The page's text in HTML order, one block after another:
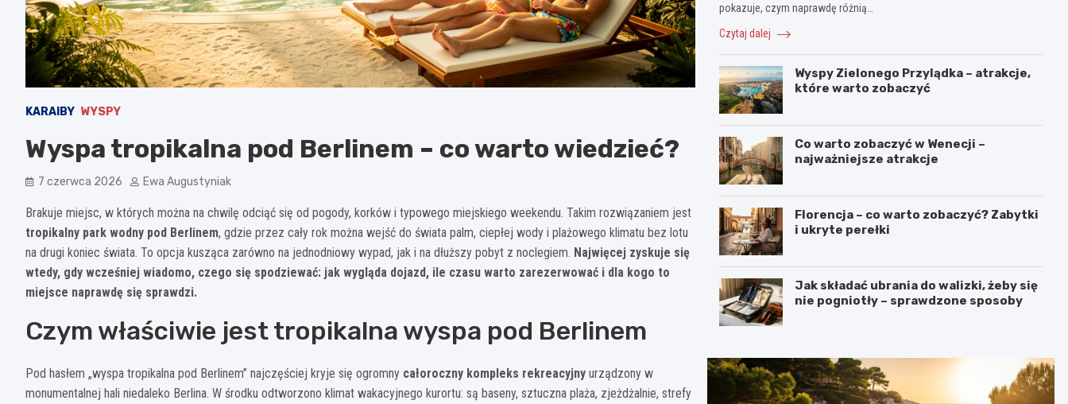
KARAIBY WYSPY
Wyspa tropikalna pod Berlinem – co warto wiedzieć?
7 czerwca 2026 Ewa Augustyniak
Brakuje miejsc, w których można na chwilę odciąć się od pogody, korków i typowego miejskiego weekendu. Takim rozwiązaniem jest
tropikalny park wodny pod Berlinem, gdzie przez cały rok można wejść do świata palm, ciepłej wody i plażowego klimatu bez lotu
na drugi koniec świata. To opcja kusząca zarówno na jednodniowy wypad, jak i na dłuższy pobyt z noclegiem. Najwięcej zyskuje się
wtedy, gdy wcześniej wiadomo, czego się spodziewać: jak wygląda dojazd, ile czasu warto zarezerwować i dla kogo to
miejsce naprawdę się sprawdzi.
Czym właściwie jest tropikalna wyspa pod Berlinem
Pod hasłem „wyspa tropikalna pod Berlinem” najczęściej kryje się ogromny całoroczny kompleks rekreacyjny urządzony w
monumentalnej hali niedaleko Berlina. W środku odtworzono klimat wakacyjnego kurortu: są baseny, sztuczna plaża, zjeżdżalnie, strefy
pokazuje, czym naprawdę różnią…
Czytaj dalej
Wyspy Zielonego Przylądka – atrakcje,
które warto zobaczyć
Co warto zobaczyć w Wenecji –
najważniejsze atrakcje
Florencja – co warto zobaczyć? Zabytki
i ukryte perełki
Jak składać ubrania do walizki, żeby się
nie pogniotły – sprawdzone sposoby